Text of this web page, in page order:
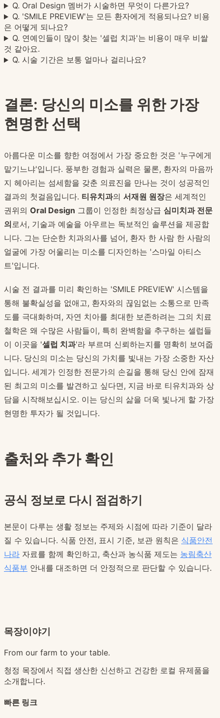
Q. Oral Design 멤버가 시술하면 무엇이 다른가요?
Q. 'SMILE PREVIEW'는 모든 환자에게 적용되나요? 비용
은 어떻게 되나요?
Q. 연예인들이 많이 찾는 '셀럽 치과'는 비용이 매우 비쌀
것 같아요.
Q. 시술 기간은 보통 얼마나 걸리나요?
결론: 당신의 미소를 위한 가장
현명한 선택
아름다운 미소를 향한 여정에서 가장 중요한 것은 '누구에게
맡기느냐'입니다. 풍부한 경험과 실력은 물론, 환자의 마음까
지 헤아리는 섬세함을 갖춘 의료진을 만나는 것이 성공적인
결과의 첫걸음입니다. 티유치과의 서재원 원장은 세계적인
권위의 Oral Design 그룹이 인정한 최정상급 심미치과 전문
의로서, 기술과 예술을 아우르는 독보적인 솔루션을 제공합
니다. 그는 단순한 치과의사를 넘어, 환자 한 사람 한 사람의
얼굴에 가장 어울리는 미소를 디자인하는 '스마일 아티스
트'입니다.
시술 전 결과를 미리 확인하는 'SMILE PREVIEW' 시스템을
통해 불확실성을 없애고, 환자와의 끊임없는 소통으로 만족
도를 극대화하며, 자연 치아를 최대한 보존하려는 그의 치료
철학은 왜 수많은 사람들이, 특히 완벽함을 추구하는 셀럽들
이 이곳을 '셀럽 치과'라 부르며 신뢰하는지를 명확히 보여줍
니다. 당신의 미소는 당신의 가치를 빛내는 가장 소중한 자산
입니다. 세계가 인정한 전문가의 손길을 통해 당신 안에 잠재
된 최고의 미소를 발견하고 싶다면, 지금 바로 티유치과와 상
담을 시작해보십시오. 이는 당신의 삶을 더욱 빛나게 할 가장
현명한 투자가 될 것입니다.
출처와 추가 확인
공식 정보로 다시 점검하기
본문이 다루는 생활 정보는 주제와 시점에 따라 기준이 달라
질 수 있습니다. 식품 안전, 표시 기준, 보관 원칙은 식품안전
나라 자료를 함께 확인하고, 축산과 농식품 제도는 농림축산
식품부 안내를 대조하면 더 안정적으로 판단할 수 있습니다.
목장이야기
From our farm to your table.
청정 목장에서 직접 생산한 신선하고 건강한 로컬 유제품을
소개합니다.
빠른 링크